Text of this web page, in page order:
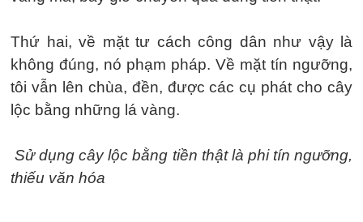
Thứ hai, về mặt tư cách công dân như vậy là
không đúng, nó phạm pháp. Về mặt tín ngưỡng,
tôi vẫn lên chùa, đền, được các cụ phát cho cây
lộc bằng những lá vàng.
Sử dụng cây lộc bằng tiền thật là phi tín ngưỡng,
thiếu văn hóa